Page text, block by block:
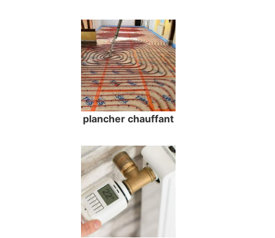
plancher chauffant